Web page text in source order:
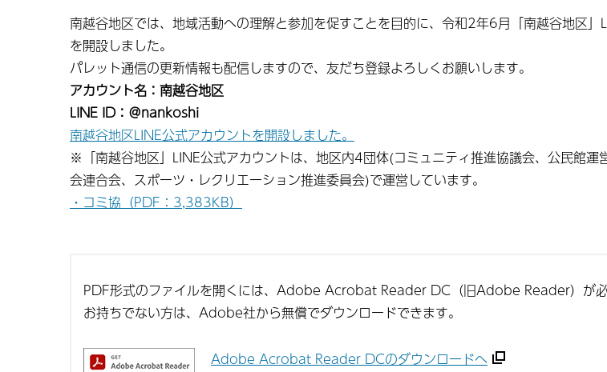
南越谷地区では、地域活動への理解と参加を促すことを目的に、令和2年6月「南越谷地区」
を開設しました。
パレット通信の更新情報も配信しますので、友だち登録よろしくお願いします。
アカウント名：南越谷地区
LINE ID：＠nankoshi
南越谷地区LINE公式アカウントを開設しました。
※「南越谷地区」LINE公式アカウントは、地区内4団体(コミュニティ推進協議会、公民館運
会連合会、スポーツ・レクリエーション推進委員会)で運営しています。
・コミ協（PDF：3,383KB）
PDF形式のファイルを開くには、Adobe Acrobat Reader DC（旧Adobe Reader）が必
お持ちでない方は、Adobe社から無償でダウンロードできます。
Adobe Acrobat Reader DCのダウンロードへ